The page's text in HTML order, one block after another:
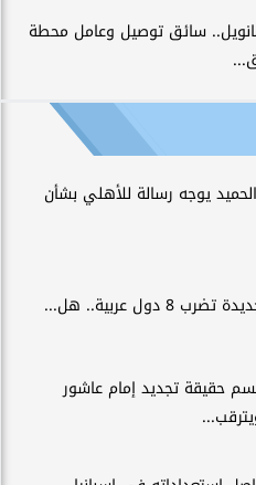
سائق توصيل وعامل محطة
يوجه رسالة للأهلي بشأن
8 دول عربية.. هل...
حقيقة تجديد إمام عاشور